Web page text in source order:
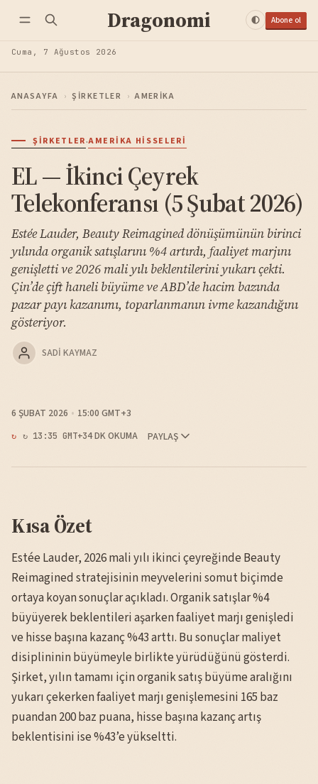
Dragonomi Abone ol
Cuma, 7 Ağustos 2026
ANASAYFA › ŞIRKETLER › AMERIKA
ŞIRKETLER·AMERIKA HISSELERI
EL — İkinci Çeyrek
Telekonferansı (5 Şubat 2026)
Estée Lauder, Beauty Reimagined dönüşümünün birinci
yılında organik satışlarını %4 artırdı, faaliyet marjını
genişletti ve 2026 mali yılı beklentilerini yukarı çekti.
Çin’de çift haneli büyüme ve ABD’de hacim bazında
pazar payı kazanımı, toparlanmanın ivme kazandığını
gösteriyor.
SADI KAYMAZ
6 ŞUBAT 2026 15:00 GMT+3
↻ 13:35 GMT+34 DK OKUMA PAYLAŞ
Kısa Özet
Estée Lauder, 2026 mali yılı ikinci çeyreğinde Beauty
Reimagined stratejisinin meyvelerini somut biçimde
ortaya koyan sonuçlar açıkladı. Organik satışlar %4
büyüyerek beklentileri aşarken faaliyet marjı genişledi
ve hisse başına kazanç %43 arttı. Bu sonuçlar maliyet
disiplininin büyümeyle birlikte yürüdüğünü gösterdi.
Şirket, yılın tamamı için organik satış büyüme aralığını
yukarı çekerken faaliyet marjı genişlemesini 165 baz
puandan 200 baz puana, hisse başına kazanç artış
beklentisini ise %43’e yükseltti.